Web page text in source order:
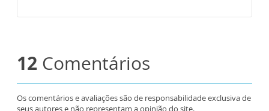
12 Comentários
Os comentários e avaliações são de responsabilidade exclusiva de
seus autores e não representam a opinião do site.